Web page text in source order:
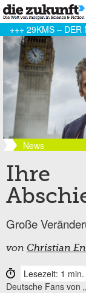
+++ 29KMS – DER
News
Ihre
Große
von Christian
Lesezeit: 1 min.
Deutsche Fans von